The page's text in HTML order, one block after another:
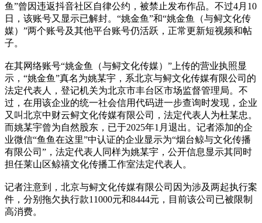
鱼”曾因违返抖音社区自律公约，被禁止发布作品。不过4月10
日，该账号又显示已解封。“姚金鱼”和“姚金鱼（与鲟文化传
媒）”两个账号及其他平台账号仍活跃，正常更新短视频和帖
子。
在其网络账号“姚金鱼（与鲟文化传媒）”上传的营业执照显
示，“姚金鱼”真名为姚某宇，系北京与鲟文化传媒有限公司的
法定代表人，登记机关为北京市丰台区市场监督管理局。不
过，在用该企业的统一社会信用代码进一步查询时发现，企业
又叫北京中财云鲟文化传媒有限公司，法定代表人为杜某忠。
而姚某宇曾为自然股东，已于2025年1月退出。记者添加的企
业微信“鱼鱼在这里”中认证的企业显示为“烟台鲸与文化传播
有限公司”，法定代表人同样为姚某宇，公开信息显示其同时
担任莱山区鲸禧文化传播工作室法定代表人。
记者注意到，北京与鲟文化传媒有限公司因为涉及两起执行案
件，分别拖欠执行款11000元和8444元，目前该公司已被限制
高消费。